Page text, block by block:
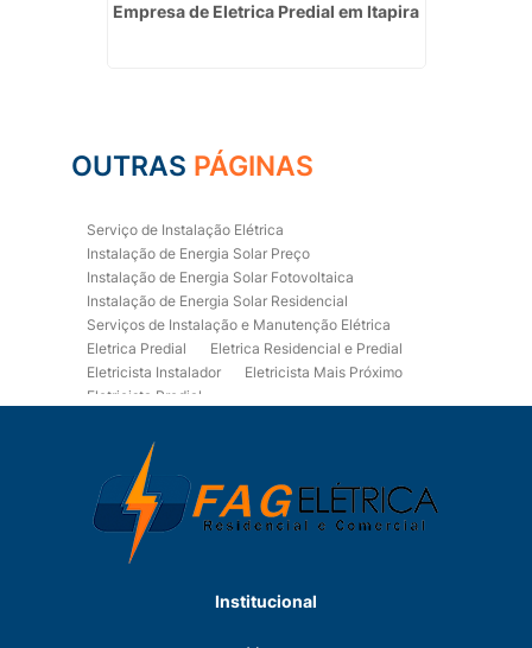
Empresa de Eletrica Predial em Itapira
OUTRAS PÁGINAS
Serviço de Instalação Elétrica
Instalação de Energia Solar Preço
Instalação de Energia Solar Fotovoltaica
Instalação de Energia Solar Residencial
Serviços de Instalação e Manutenção Elétrica
Eletrica Predial
Eletrica Residencial e Predial
Eletricista Instalador
Eletricista Mais Próximo
Eletricista Predial
Eletricista Residencial
Eletricista Residencial E Predial
Eletricistas de Manutenção
Empresa de Instalações Elétricas
Empresa de Manutenção Eletrica
Empresa de Prestação de Serviços Eletricos
Fiação para Instalação Eletrica Residencial
Institucional